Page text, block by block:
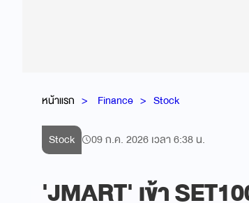
หน้าแรก Finance Stock
Stock 09 ก.ค. 2026 เวลา 6:38 น.
'JMART' เข้า